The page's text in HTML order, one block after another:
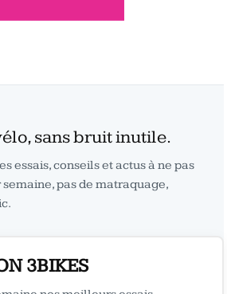
sans bruit inutile.
essais, conseils et actus à ne pas
pas de matraquage,
3BIKES